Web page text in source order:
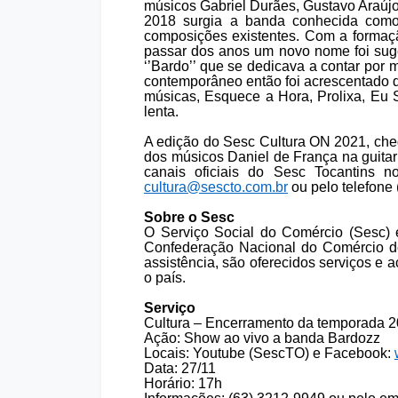
músicos Gabriel Durães, Gustavo
2018 surgia a banda conhecida
composições existentes. Com a
passar dos anos um novo nome foi
‘’Bardo’’ que se dedicava a contar
contemporâneo então foi acrescentado
músicas, Esquece a Hora, Prolixa, Eu
lenta.
A edição do Sesc Cultura ON 2021,
dos músicos Daniel de França na
canais oficiais do Sesc Tocantins
cultura@sescto.com.br ou pelo telefone
Sobre o Sesc
O Serviço Social do Comércio (Sesc)
Confederação Nacional do Comércio
assistência, são oferecidos serviços e
o país.
Serviço
Cultura – Encerramento da temporada
Ação: Show ao vivo a banda Bardozz
Locais: Youtube (SescTO) e Facebook:
Data: 27/11
Horário: 17h